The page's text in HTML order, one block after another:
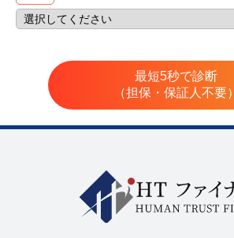
最短5秒で診断
（担保・保証人不要）